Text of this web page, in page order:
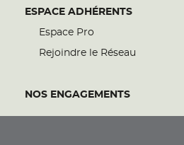
ESPACE ADHÉRENTS
Espace Pro
Rejoindre le Réseau
NOS ENGAGEMENTS